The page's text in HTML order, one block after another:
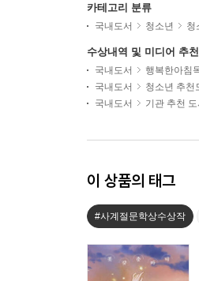
카테고리 분류
국내도서 청소년 청
수상내역 및 미디어 추
국내도서 행복한아침
국내도서
청소년 추천
국내도서
기관 추천 도
이 상품의 태그
#사계절문학상수상작